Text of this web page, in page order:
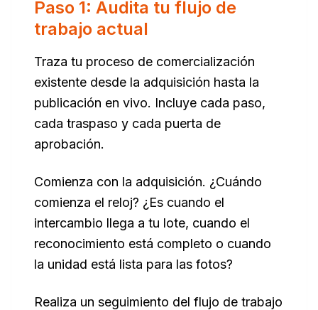
Paso 1: Audita tu flujo de
trabajo actual
Traza tu proceso de comercialización
existente desde la adquisición hasta la
publicación en vivo. Incluye cada paso,
cada traspaso y cada puerta de
aprobación.
Comienza con la adquisición. ¿Cuándo
comienza el reloj? ¿Es cuando el
intercambio llega a tu lote, cuando el
reconocimiento está completo o cuando
la unidad está lista para las fotos?
Realiza un seguimiento del flujo de trabajo